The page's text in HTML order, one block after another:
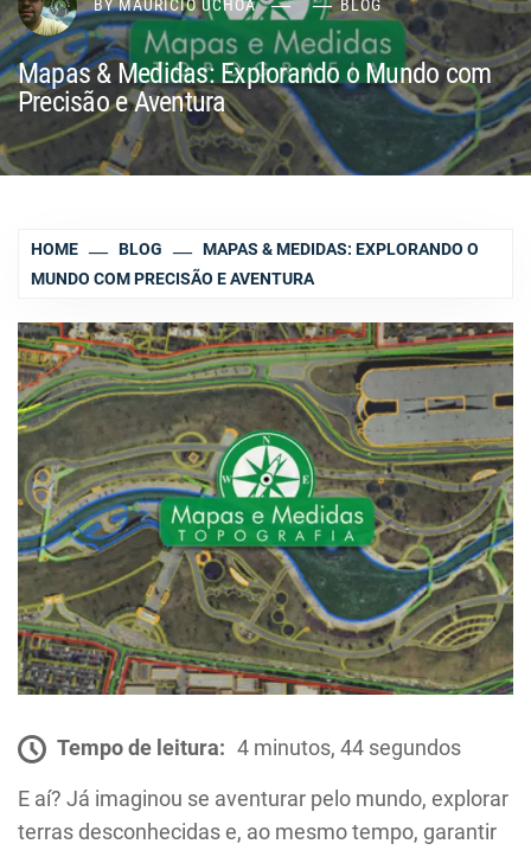
BYMAURÍCIO UCHÔA BLOG
Mapas & Medidas: Explorando o Mundo com
Precisão e Aventura
HOME BLOG
MAPAS & MEDIDAS: EXPLORANDO O
MUNDO COM PRECISÃO E AVENTURA
Tempo de leitura: 4 minutos, 44 segundos
E aí? Já imaginou se aventurar pelo mundo, explorar
terras desconhecidas e, ao mesmo tempo, garantir